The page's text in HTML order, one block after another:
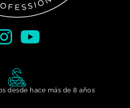
desde hace más de 8 años